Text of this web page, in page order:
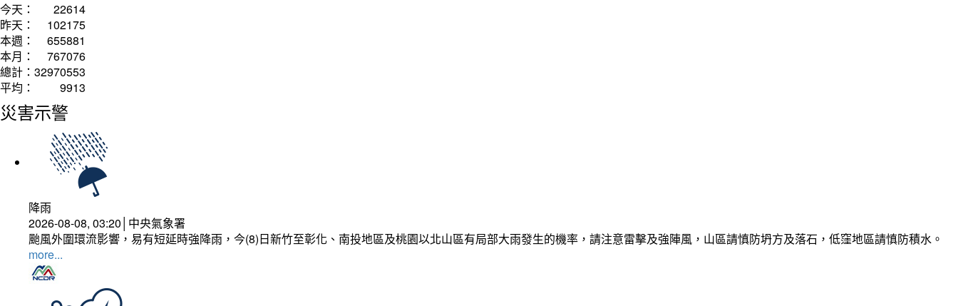
今天：
22614
昨天：
102175
本週：
655881
本月：
767076
總計： 32970553
平均：
9913
災害示警
降雨
2026-08-08, 03:20│中央氣象署
颱風外圍環流影響，易有短延時強降雨，今(8)日新竹至彰化、南投地區及桃園以北山區有局部大雨發生的機率，請注意雷擊及強陣風，山區請慎防坍方及落石，低窪地區請慎防積水。
more...